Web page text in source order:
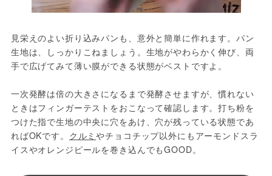
見栄えのよい折り込みパンも、意外と簡単に作れます。パン
生地は、しっかりこねましょう。生地がやわらかく伸び、両
手で広げてみて薄い膜ができる状態がベストですよ。
一次発酵は倍の大きさになるまで発酵させますが、慣れない
ときはフィンガーテストをおこなって確認します。打ち粉を
つけた指で生地の中央に穴をあけ、穴が残っている状態であ
ればOKです。 クルミやチョコチップ以外にもアーモンドスラ
イスやオレンジピールを巻き込んでもGOOD。